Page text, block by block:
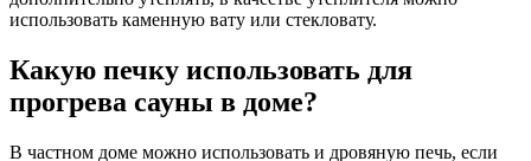
использовать каменную вату или стекловату.
Какую печку использовать для
прогрева сауны в доме?
В частном доме можно использовать и дровяную печь, если